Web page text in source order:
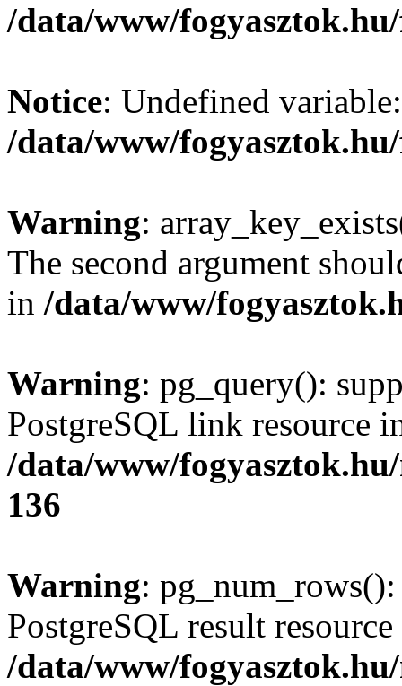
/data/www/
Notice: Undefined
/data/www/
Warning:
The second argument
in /data/www/
Warning: pg_query():
PostgreSQL link resource
/data/www/
136
Warning:
PostgreSQL result
/data/www/